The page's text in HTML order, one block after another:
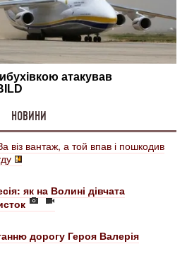
НОВИНИ
віз вантаж, а той впав і пошкодив
як на Волині дівчата
дорогу Героя Валерія